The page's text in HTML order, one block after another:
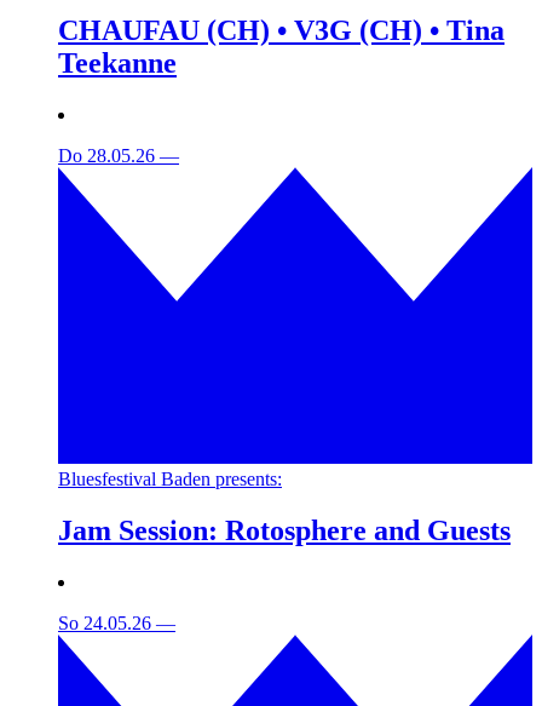
CHAUFAU (CH) • V3G (CH) • Tina
Teekanne
Do 28.05.26 —
Bluesfestival Baden presents:
Jam Session: Rotosphere and Guests
So 24.05.26 —